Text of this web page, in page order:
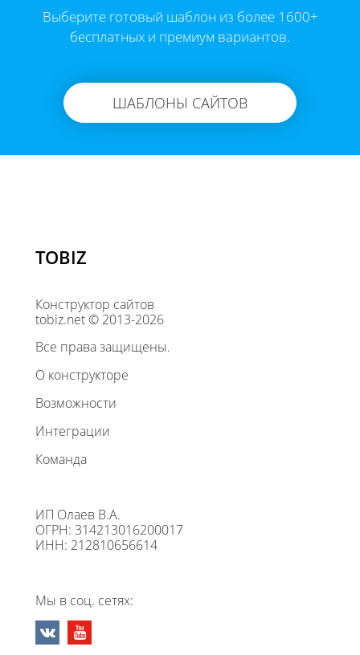
Выберите готовый шаблон из более 1600+
бесплатных и премиум вариантов.
ШАБЛОНЫ САЙТОВ
TOBIZ
Конструктор сайтов
tobiz.net © 2013-2026
Все права защищены.
О конструкторе
Возможности
Интеграции
Команда
ИП Олаев В.А.
ОГРН: 314213016200017
ИНН: 212810656614
Мы в соц. сетях: